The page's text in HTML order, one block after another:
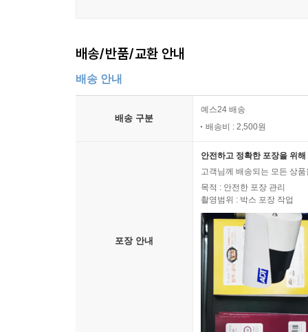
배송/반품/교환 안내
배송 안내
배송 구분
예스24 배송
배송비 : 2,500원
포장 안내
안전하고 정확한 포장을 위
고객님께 배송되는 모든 상
목적 : 안전한 포장 관리
촬영범위 : 박스 포장 작업